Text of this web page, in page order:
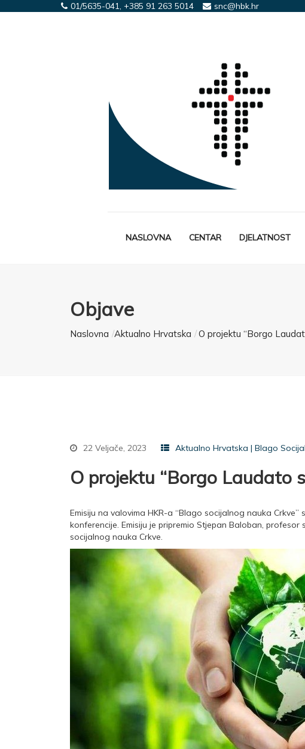
01/5635-041, +385 91 263 5014 snc@hbk.hr
NASLOVNA CENTAR DJELATNOST
Objave
Naslovna Aktualno Hrvatska O projektu “Borgo
22 Veljače, 2023 Aktualno Hrvatska | Blago
O projektu “Borgo Laudato
Emisiju na valovima HKR-a “Blago socijalnog nauka
konferencije. Emisiju je pripremio Stjepan Baloban,
socijalnog nauka Crkve.